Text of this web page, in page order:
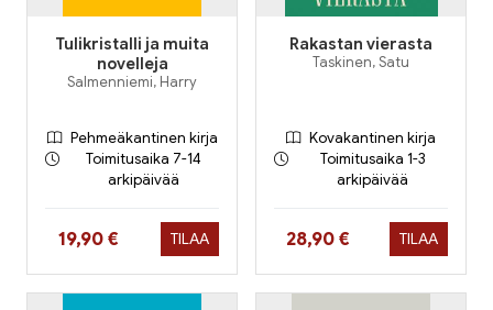
Tulikristalli ja muita
novelleja
Salmenniemi, Harry
Pehmeäkantinen kirja
Toimitusaika 7-14
arkipäivää
Hinta nyt
19,90 € TILAA
Rakastan vierasta
Taskinen, Satu
Kovakantinen kirja
Toimitusaika 1-3
arkipäivää
Hinta nyt
28,90 € TILAA